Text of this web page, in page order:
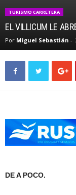
TURISMO CARRETERA
EL VILLICUM LE
Por Miguel Sebastián -
DE A POCO.